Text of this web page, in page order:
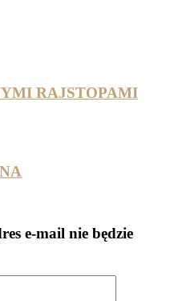
RAJSTOPAMI
e-mail nie będzie